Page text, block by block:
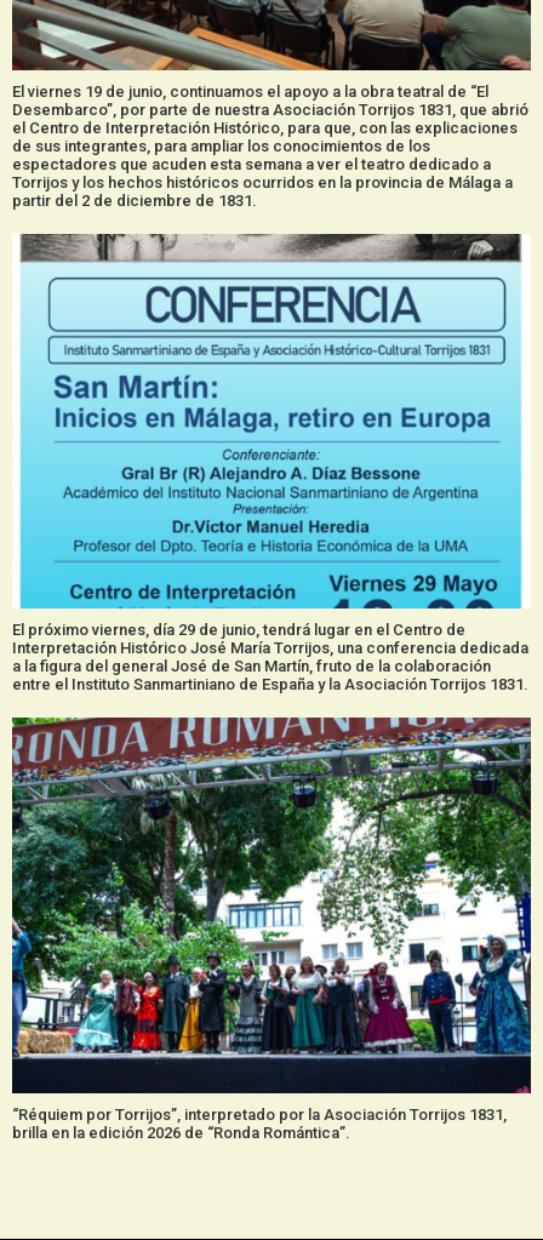
El viernes 19 de junio, continuamos el apoyo a la obra teatral de “El
Desembarco”, por parte de nuestra Asociación Torrijos 1831, que abrió
el Centro de Interpretación Histórico, para que, con las explicaciones
de sus integrantes, para ampliar los conocimientos de los
espectadores que acuden esta semana a ver el teatro dedicado a
Torrijos y los hechos históricos ocurridos en la provincia de Málaga a
partir del 2 de diciembre de 1831.
El próximo viernes, día 29 de junio, tendrá lugar en el Centro de
Interpretación Histórico José María Torrijos, una conferencia dedicada
a la figura del general José de San Martín, fruto de la colaboración
entre el Instituto Sanmartiniano de España y la Asociación Torrijos 1831.
“Réquiem por Torrijos”, interpretado por la Asociación Torrijos 1831,
brilla en la edición 2026 de “Ronda Romántica”.